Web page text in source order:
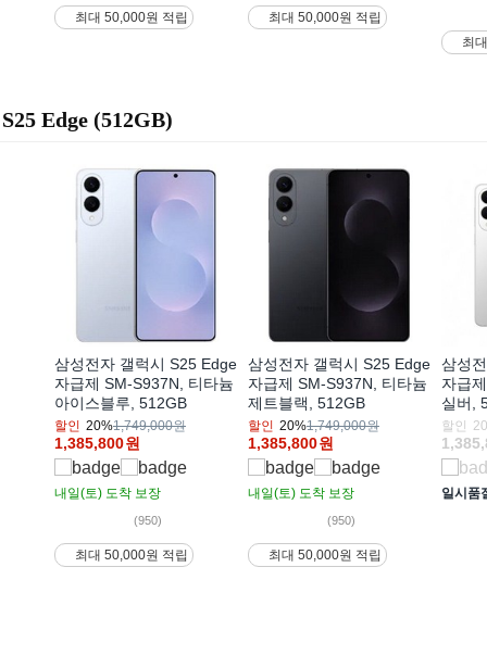
최대 50,000원 적립 최대 50,000원 적립
최
S25 Edge (512GB)
삼성전자 갤럭시 S25 Edge
자급제 SM-S937N, 티타늄
아이스블루, 512GB
할인 20%1,749,000원
1,385,800원
내일(토) 도착 보장
(950)
최대 50,000원 적립
삼성전자 갤럭시 S25 Edge
자급제 SM-S937N, 티타늄
제트블랙, 512GB
할인 20%1,749,000원
1,385,800원
내일(토) 도착 보장
(950)
최대 50,000원 적립
삼성
자급
실버,
할인
일시품